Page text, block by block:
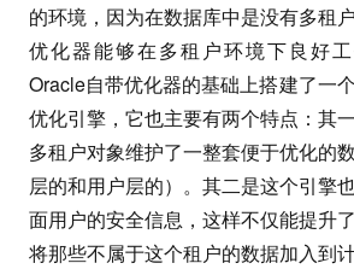
的环境，因为在数据库中是没有多租
优化器能够在多租户环境下良好
Oracle自带优化器的基础上搭建了一
优化引擎，它也主要有两个特点：其
多租户对象维护了一整套便于优化的
层的和用户层的）。其二是这个引擎
面用户的安全信息，这样不仅能提升
将那些不属于这个租户的数据加入到